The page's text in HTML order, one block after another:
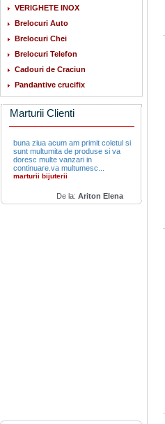
VERIGHETE INOX
Brelocuri Auto
Brelocuri Chei
Brelocuri Telefon
Cadouri de Craciun
Pandantive crucifix
Marturii Clienti
buna ziua acum am primit coletul si
sunt multumita de produse si va
doresc multe vanzari in
continuare.va multumesc...
marturii bijuterii
De la: Ariton Elena